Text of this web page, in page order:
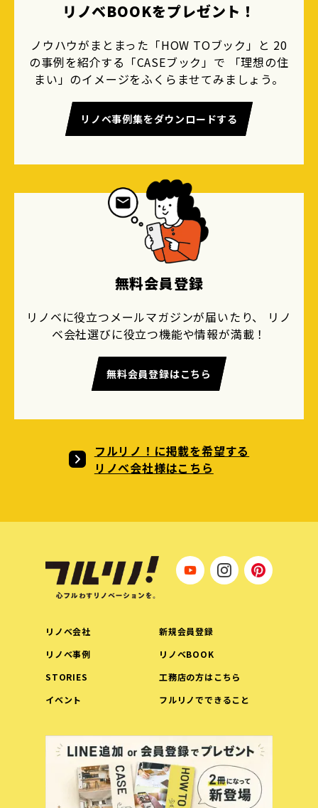
リノベBOOKをプレゼント！
ノウハウがまとまった「HOW TOブック」と 20
の事例を紹介する「CASEブック」で 「理想の住
まい」のイメージをふくらませてみましょう。
リノベ事例集をダウンロードする
無料会員登録
リノベに役立つメールマガジンが届いたり、 リノ
ベ会社選びに役立つ機能や情報が満載！
無料会員登録はこちら
フルリノ！に掲載を希望する
リノベ会社様はこちら
リノベ会社
新規会員登録
リノベ事例
リノベBOOK
STORIES
工務店の方はこちら
イベント
フルリノでできること